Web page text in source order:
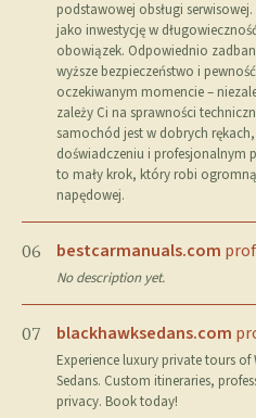
podstawowej obsługi
jako inwestycję w
obowiązek. Odpowiednio
wyższe bezpieczeństwo i
oczekiwanym momencie –
zależy Ci na sprawności
samochód jest w dobrych
doświadczeniu i profesjonalnym
to mały krok, który robi
napędowej.
06 bestcarmanuals.com
No description yet.
07 blackhawksedans.com
Experience luxury private tours
Sedans. Custom itineraries,
privacy. Book today!